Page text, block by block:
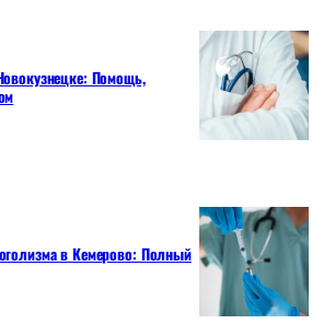
Помощь,
в Кемерово: Полный